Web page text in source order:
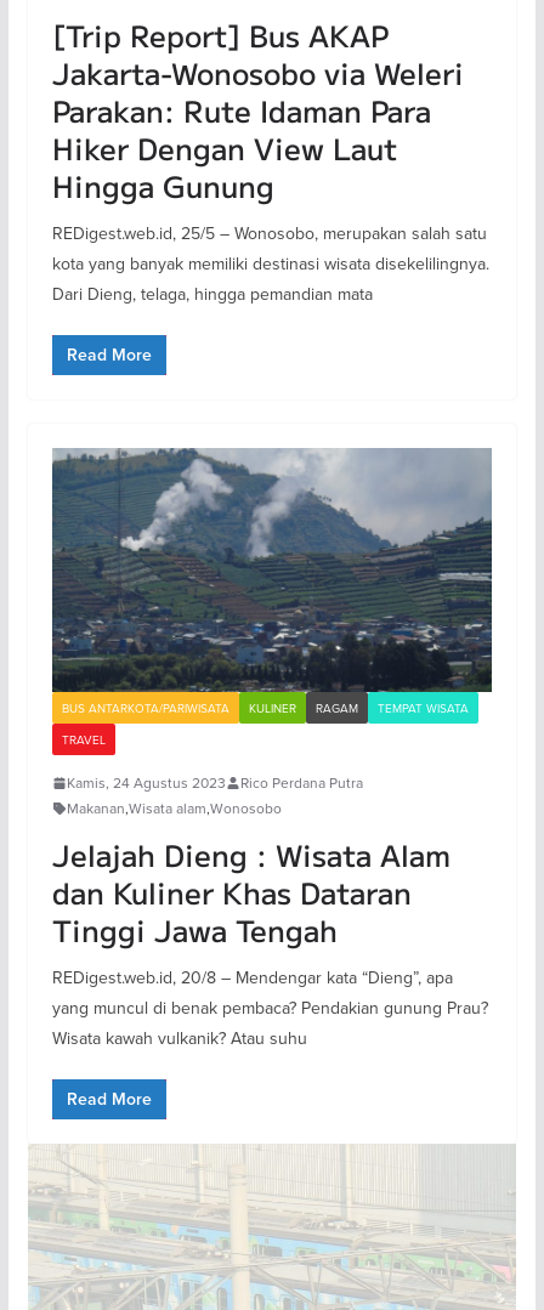
[Trip Report] Bus AKAP
Jakarta-Wonosobo via Weleri
Parakan: Rute Idaman Para
Hiker Dengan View Laut
Hingga Gunung
REDigest.web.id, 25/5 – Wonosobo, merupakan salah satu
kota yang banyak memiliki destinasi wisata disekelilingnya.
Dari Dieng, telaga, hingga pemandian mata
Read More
BUS ANTARKOTA/PARIWISATA KULINER RAGAM
TEMPAT WISATA
TRAVEL
Kamis, 24 Agustus 2023
Rico Perdana Putra
Makanan,Wisata alam,Wonosobo
Jelajah Dieng : Wisata Alam
dan Kuliner Khas Dataran
Tinggi Jawa Tengah
REDigest.web.id, 20/8 – Mendengar kata “Dieng”, apa
yang muncul di benak pembaca? Pendakian gunung Prau?
Wisata kawah vulkanik? Atau suhu
Read More